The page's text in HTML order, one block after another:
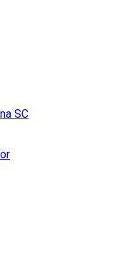
SC